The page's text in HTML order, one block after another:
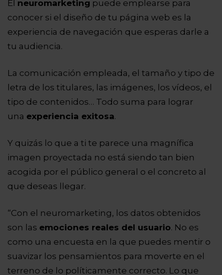
El neuromarketing puede emplearse para
conocer si el diseño de tu página web es la
experiencia de navegación que esperas darle a
tu audiencia.
La comunicación empleada, el tamaño y tipo de
letra de los titulares, las imágenes, los vídeos, el
tipo de contenidos… Todo suma para lograr
una experiencia exitosa.
Y quizás lo que a ti te parece una magnífica
imagen proyectada no está siendo tan bien
acogida por el público general o el concreto al
que deseas llegar.
“Con el neuromarketing, los datos obtenidos
son las emociones reales del usuario. No es
como una encuesta en la que puedes mentir o
suavizar los pensamientos para moverte en el
terreno de lo políticamente correcto. Lo que